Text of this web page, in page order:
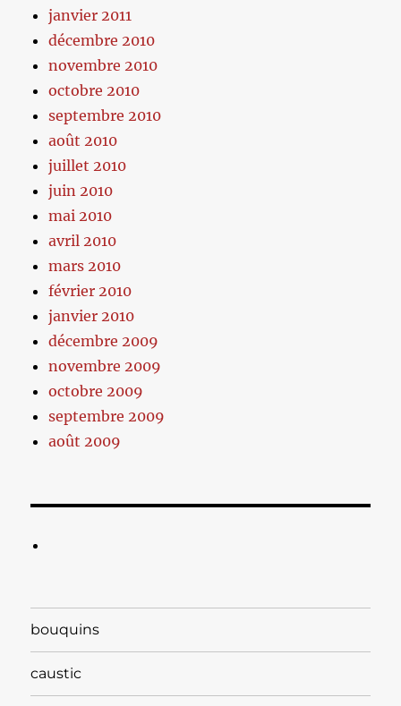
janvier 2011
décembre 2010
novembre 2010
octobre 2010
septembre 2010
août 2010
juillet 2010
juin 2010
mai 2010
avril 2010
mars 2010
février 2010
janvier 2010
décembre 2009
novembre 2009
octobre 2009
septembre 2009
août 2009
bouquins
caustic